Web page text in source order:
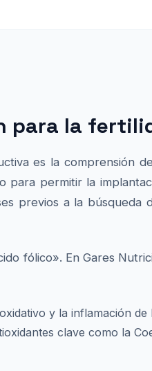
para la
es la comprensión
para permitir la
previos a la búsqueda
fólico». En Gares
y la inflamación
clave como la